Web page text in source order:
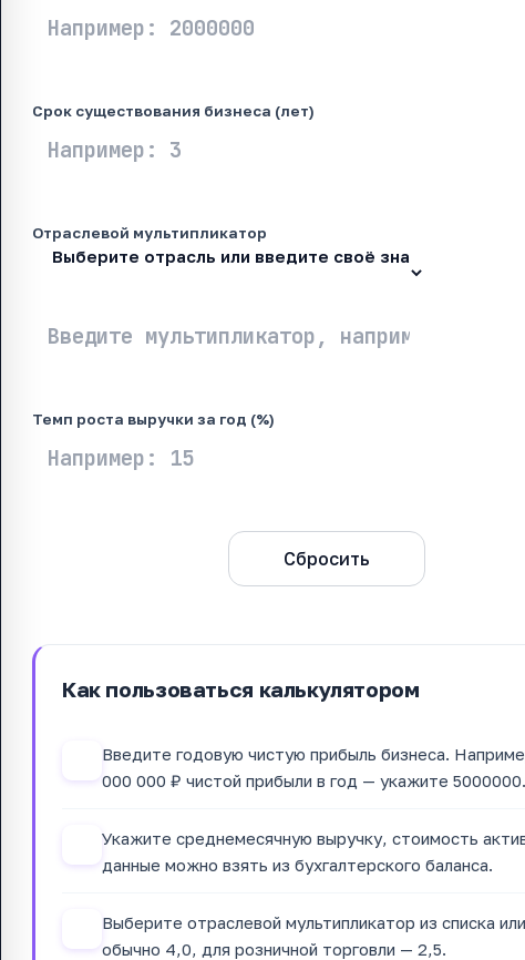
Срок существования бизнеса (лет)
Отраслевой мультипликатор
Темп роста выручки за год (%)
Сбросить
Как пользоваться калькулятором
Введите годовую чистую прибыль бизнеса.
000 000 ₽ чистой прибыли в год — укажите 5000000.
Укажите среднемесячную выручку, стоимость
данные можно взять из бухгалтерского баланса.
Выберите отраслевой мультипликатор из списка
обычно 4,0, для розничной торговли — 2,5.